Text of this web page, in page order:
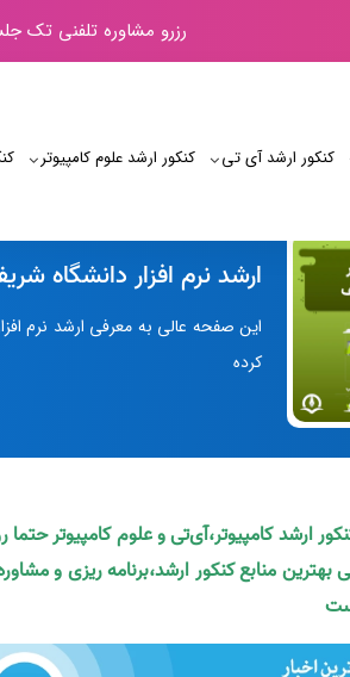
رزرو مشاوره تلفنی تک
کنکور ارشد آی‌ تی کنکور ارشد علوم کامپیوتر
ارشد نرم‌ افزار دانشگاه
این صفحه عالی به معرفی ارشد نرم
کرده
ارشد کامپیوتر،آی‌تی و علوم کامپیوتر
بهترین منابع کنکور ارشد،برنامه ریزی و